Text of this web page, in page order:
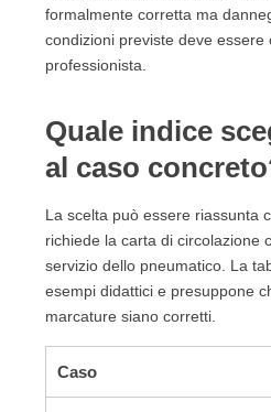
formalmente corretta ma
condizioni previste deve essere
professionista.
Quale indice
al caso
La scelta può essere riassunta
richiede la carta di circolazione
servizio dello pneumatico. La
esempi didattici e presuppone
marcature siano corretti.
Caso